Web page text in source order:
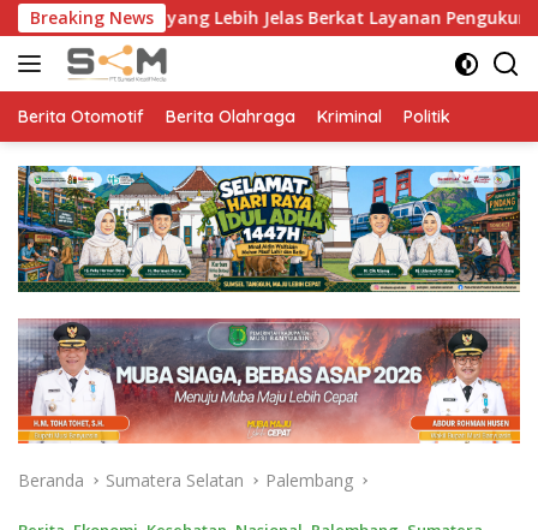
Langsung
ke
konten
Breaking News
Lebih Jelas Berkat Layanan Pengukuran Terjadwal
Berita Otomotif Berita Olahraga Kriminal Politik
Beranda Sumatera Selatan Palembang